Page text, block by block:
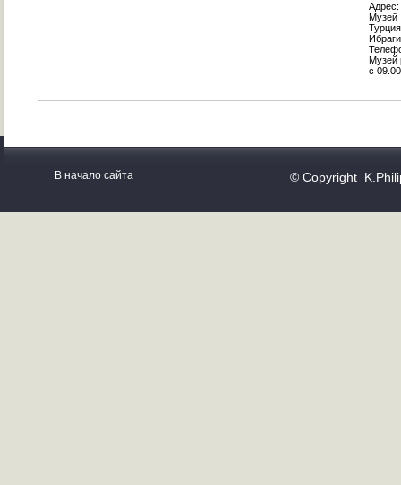
Адрес:
Музей
Турция
Музей
c
© Copyright
В начало сайта